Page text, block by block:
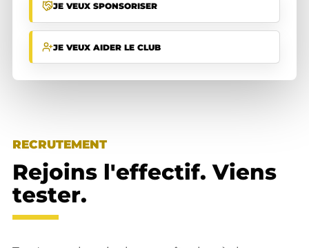
JE VEUX SPONSORISER
JE VEUX AIDER LE CLUB
RECRUTEMENT
Rejoins l'effectif. Viens
tester.